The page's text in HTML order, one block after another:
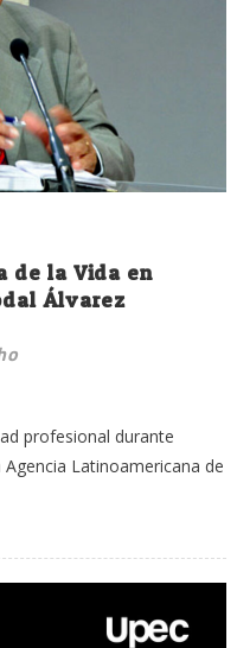
de la Vida en
Álvarez
profesional durante
Latinoamericana de